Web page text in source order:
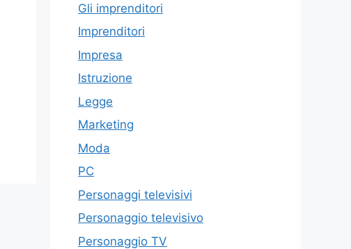
Gli imprenditori
Imprenditori
Impresa
Istruzione
Legge
Marketing
Moda
PC
Personaggi televisivi
Personaggio televisivo
Personaggio TV